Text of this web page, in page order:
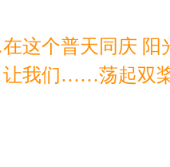
这个普天同庆 阳
我们……荡起双